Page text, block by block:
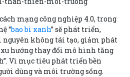
mạng công nghiệp 4.0, trong
“bao bì xanh” sẽ phát triển,
không tái tạo, giảm phát
hướng thay đổi mô hình tăng
Vì mục tiêu phát triển bền
dùng và môi trường sống.